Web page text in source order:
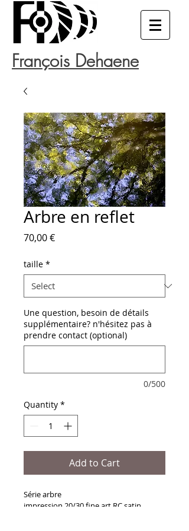
François Dehaene
Arbre en reflet
70,00 €Price
taille *
Une question, besoin de détails
supplémentaire? n'hésitez pas à
prendre contact (optional)
0/500
Quantity *
Add to Cart
Série arbre
impression 20/30 fine art RC satin